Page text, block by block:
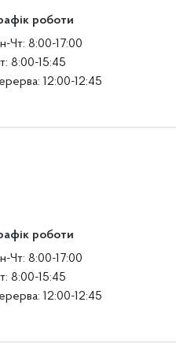
роботи
Чт: 8:00-17:00
8:00-15:45
12:00-12:45
роботи
Чт: 8:00-17:00
8:00-15:45
12:00-12:45